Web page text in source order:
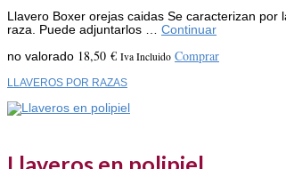
Llavero Boxer orejas caidas Se caracterizan
raza. Puede adjuntarlos … Continuar
no valorado 18,50 € Iva Incluido Comprar
LLAVEROS POR RAZAS
Llaveros en polipiel